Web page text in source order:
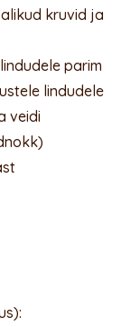
kruvid ja
parim
lindudele
veidi